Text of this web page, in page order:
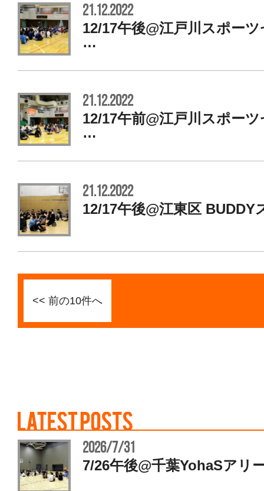
21.12.2022
12/17午後@江戸川スポー
…
21.12.2022
12/17午前@江戸川スポー
…
21.12.2022
12/17午後@江東区
<< 前の10件へ
2026/7/31
7/26午後@千葉YohaSア